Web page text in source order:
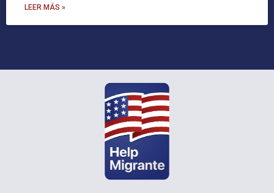
LEER MÁS »